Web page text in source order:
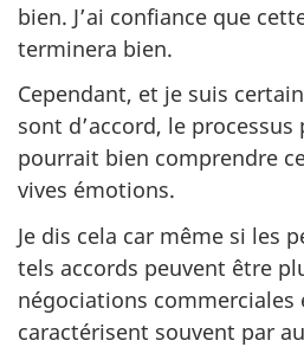
bien. J’ai confiance que
terminera bien.
Cependant, et je suis
sont d’accord, le
pourrait bien comprendre
vives émotions.
Je dis cela car même si les
tels accords peuvent être
négociations commerciales
caractérisent souvent par